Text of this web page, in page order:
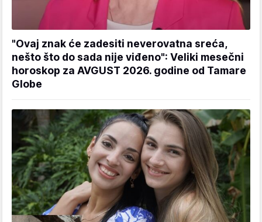
"Ovaj znak će zadesiti neverovatna sreća,
nešto što do sada nije viđeno": Veliki mesečni
horoskop za AVGUST 2026. godine od Tamare
Globe